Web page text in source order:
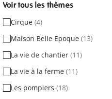
Voir tous les thèmes
Cirque (4)
Maison Belle Epoque (13)
La vie de chantier (11)
La vie à la ferme (11)
Les pompiers (18)